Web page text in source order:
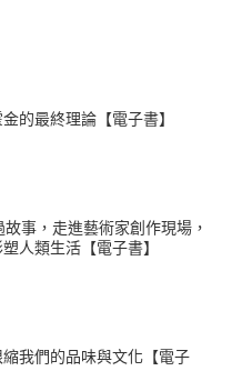
藝術、戲曲藝術等領域的影
素的探討，不僅展示了閒情
促進文化交流和藝術創新中
章揭示了閒情文化在中國古
國文化與文學中的豐富表現
集清談，再到生活中的琴棋
情表達，不僅細緻刻劃了閒
詩歌、散文、戲曲創作的重
豐富文化藝術、促進文人交
的最終理論【電子書】
事，走進藝術家創作現場，
人類生活【電子書】
我們的品味與文化【電子